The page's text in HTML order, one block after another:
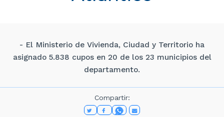
- El Ministerio de Vivienda, Ciudad y Territorio ha
asignado 5.838 cupos en 20 de los 23 municipios del
departamento.
Compartir: